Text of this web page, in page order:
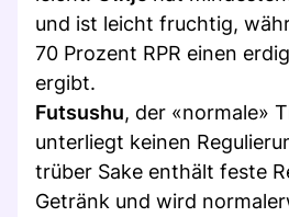
und ist leicht fruchtig,
70 Prozent RPR einen
ergibt.
Futsushu, der «normale»
unterliegt keinen
trüber Sake enthält feste
Getränk und wird